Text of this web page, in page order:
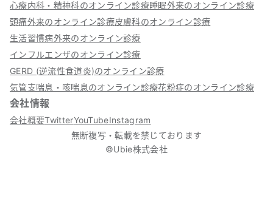
心療内科・精神科のオンライン診療睡眠外来のオンライン診療
頭痛外来のオンライン診療皮膚科のオンライン診療
生活習慣病外来のオンライン診療
インフルエンザのオンライン診療
GERD (逆流性食道炎)のオンライン診療
気管支喘息・咳喘息のオンライン診療花粉症のオンライン診療
会社情報
会社概要TwitterYouTubeInstagram
無断複写・転載を禁じております
©Ubie株式会社